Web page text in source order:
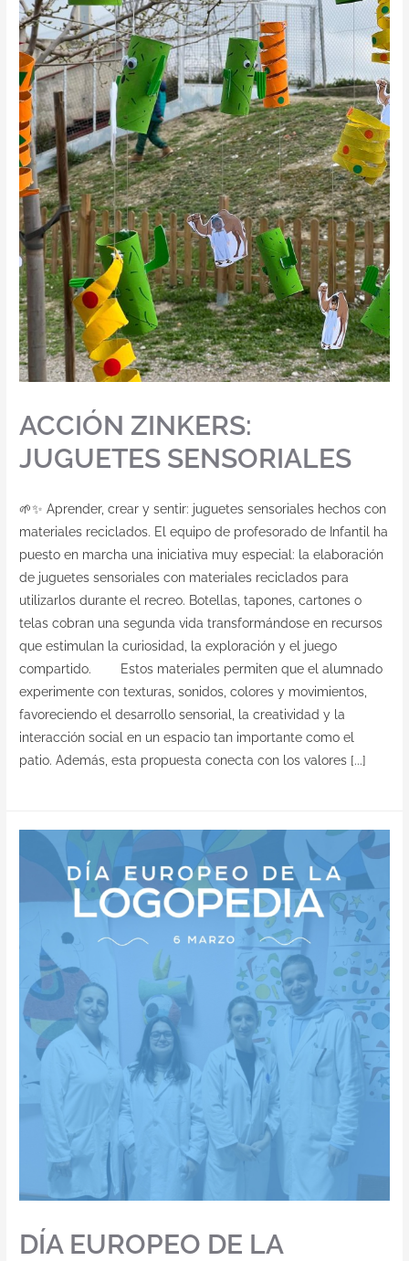
ACCIÓN ZINKERS:
JUGUETES SENSORIALES
🌱✨ Aprender, crear y sentir: juguetes sensoriales hechos con
materiales reciclados. El equipo de profesorado de Infantil ha
puesto en marcha una iniciativa muy especial: la elaboración
de juguetes sensoriales con materiales reciclados para
utilizarlos durante el recreo. Botellas, tapones, cartones o
telas cobran una segunda vida transformándose en recursos
que estimulan la curiosidad, la exploración y el juego
compartido. Estos materiales permiten que el alumnado
experimente con texturas, sonidos, colores y movimientos,
favoreciendo el desarrollo sensorial, la creatividad y la
interacción social en un espacio tan importante como el
patio. Además, esta propuesta conecta con los valores [...]
DÍA EUROPEO DE LA